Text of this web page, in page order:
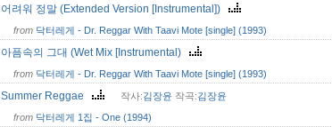
어려워 정말 (Extended Version [Instrumental])
from 닥터레게 - Dr. Reggar With Taavi Mote [single] (1993)
아픔속의 그대 (Wet Mix [Instrumental)
from 닥터레게 - Dr. Reggar With Taavi Mote [single] (1993)
Summer Reggae 작사:김장윤 작곡:김장윤
from 닥터레게 1집 - One (1994)